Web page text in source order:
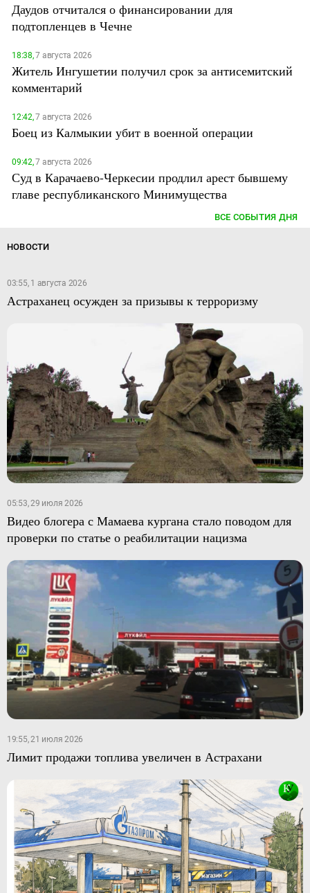
Даудов отчитался о финансировании для
подтопленцев в Чечне
18:38,7 августа 2026
Житель Ингушетии получил срок за антисемитский
комментарий
12:42,7 августа 2026
Боец из Калмыкии убит в военной операции
09:42,7 августа 2026
Суд в Карачаево-Черкесии продлил арест бывшему
главе республиканского Минимущества
ВСЕ СОБЫТИЯ ДНЯ
НОВОСТИ
03:55, 1 августа 2026
Астраханец осужден за призывы к терроризму
05:53, 29 июля 2026
Видео блогера с Мамаева кургана стало поводом для
проверки по статье о реабилитации нацизма
19:55, 21 июля 2026
Лимит продажи топлива увеличен в Астрахани